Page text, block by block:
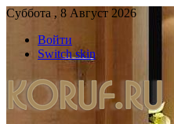
Суббота , 8 Август 2026
Войти
Switch skin